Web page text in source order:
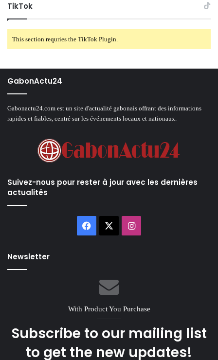
TikTok
This section requries the TikTok Plugin.
GabonActu24
Gabonactu24.com est un site d'actualité gabonais offrant des informations
rapides et fiables, centré sur les événements locaux et nationaux.
Suivez-nous pour rester à jour avec les dernières
actualités
Facebook Instagram
Newsletter
With Product You Purchase
Subscribe to our mailing list
to get the new updates!